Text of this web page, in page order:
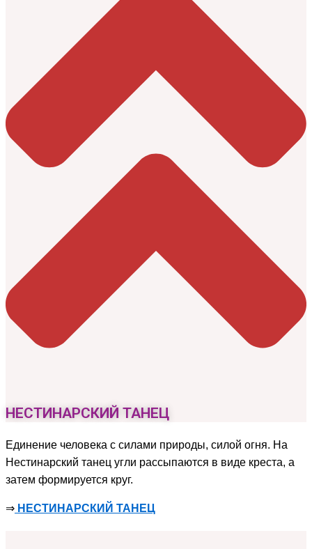
НЕСТИНАРСКИЙ ТАНЕЦ
Единение человека с силами природы, силой огня. На
Нестинарский танец угли рассыпаются в виде креста, а
затем формируется круг.
⇒ НЕСТИНАРСКИЙ ТАНЕЦ